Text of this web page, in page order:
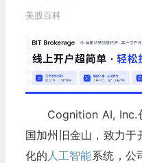
美股百科
Cognition AI, Inc.
国加州旧金山，致力于
化的 人工智能系统，